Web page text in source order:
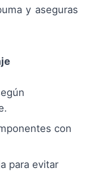
y aseguras
con
para evitar